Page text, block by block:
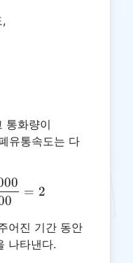
통화량이
유통속도는 다
= = 2
어진 기간 동안
나타낸다.